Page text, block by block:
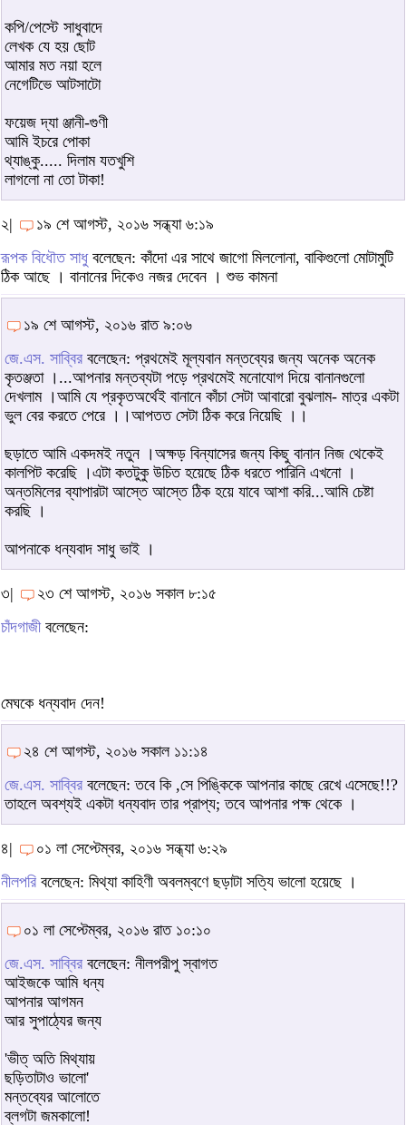
কপি/পেস্টে সাধুবাদে
লেখক যে হয় ছোট
আমার মত নয়া হলে
নেগেটিভে আটসাটো
ফয়েজ দ্যা ঞ্জানী-গুণী
আমি ইচরে পোকা
থ্যাঙ্কু..... দিলাম যতখুশি
লাগলো না তো টাকা!
২|
১৯ শে আগস্ট, ২০১৬ সন্ধ্যা ৬:১৯
রূপক বিধৌত সাধুবলেছেন: কাঁদো এর সাথে জাগো মিললোনা, বাকিগুলো মোটামুটি
ঠিক আছে । বানানের দিকেও নজর দেবেন । শুভ কামনা
১৯ শে আগস্ট, ২০১৬ রাত ৯:০৬
জে.এস. সাব্বির বলেছেন: প্রথমেই মূল্যবান মন্তব্যের জন্য অনেক অনেক
কৃতঞ্জতা ।...আপনার মন্তব্যটা পড়ে প্রথমেই মনোযোগ দিয়ে বানানগুলো
দেখলাম ।আমি যে প্রকৃতঅর্থেই বানানে কাঁচা সেটা আবারো বুঝলাম- মাত্র একটা
ভুল বের করতে পেরে ।।আপতত সেটা ঠিক করে নিয়েছি ।।
ছড়াতে আমি একদমই নতুন ।অক্ষড় বিন্যাসের জন্য কিছু বানান নিজ থেকেই
কালপিট করেছি ।এটা কতটুকু উচিত হয়েছে ঠিক ধরতে পারিনি এখনো ।
অন্তমিলের ব্যাপারটা আস্তে আস্তে ঠিক হয়ে যাবে আশা করি...আমি চেষ্টা
করছি ।
আপনাকে ধন্যবাদ সাধু ভাই ।
৩|
২৩ শে আগস্ট, ২০১৬ সকাল ৮:১৫
চাঁদগাজীবলেছেন:
মেঘকে ধন্যবাদ দেন!
২৪ শে আগস্ট, ২০১৬ সকাল ১১:১৪
জে.এস. সাব্বির বলেছেন: তবে কি ,সে পিঙ্কিকে আপনার কাছে রেখে এসেছে!!?
তাহলে অবশ্যই একটা ধন্যবাদ তার প্রাপ্য; তবে আপনার পক্ষ থেকে ।
৪|
০১ লা সেপ্টেম্বর, ২০১৬ সন্ধ্যা ৬:২৯
নীলপরি বলেছেন: মিথ্যা কাহিণী অবলম্বণে ছড়াটা সত্যি ভালো হয়েছে ।
০১ লা সেপ্টেম্বর, ২০১৬ রাত ১০:১০
জে.এস. সাব্বির বলেছেন: নীলপরীপু স্বাগত
আইজকে আমি ধন্য
আপনার আগমন
আর সুপাঠ্যের জন্য
'ভীত্ অতি মিথ্যায়
ছড়িতাটাও ভালো'
মন্তব্যের আলোতে
ব্লগটা জমকালো!